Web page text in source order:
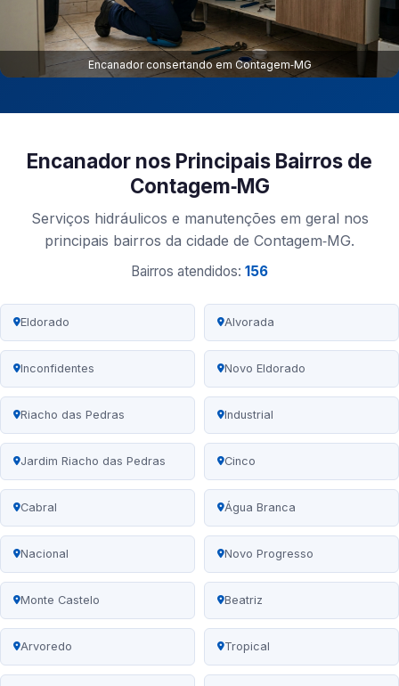
Encanador consertando em Contagem‑MG
Encanador nos Principais Bairros de
Contagem‑MG
Serviços hidráulicos e manutenções em geral nos
principais bairros da cidade de Contagem‑MG.
Bairros atendidos: 156
Eldorado Alvorada
Inconfidentes Novo Eldorado
Riacho das Pedras Industrial
Jardim Riacho das Pedras Cinco
Cabral Água Branca
Nacional Novo Progresso
Monte Castelo Beatriz
Arvoredo Tropical